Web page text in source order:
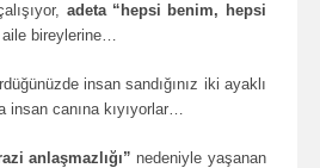
adeta “hepsi benim, hepsi
aile bireylerine…
insan sandığınız iki ayaklı
insan canına kıyıyorlar…
anlaşmazlığı” nedeniyle yaşanan